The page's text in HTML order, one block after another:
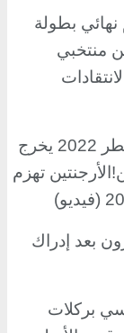
بطولة
القدم “قطر 2022″، بين منتخبي
بعد هجوم فرنسا.. حكم نهائي مونديال قطر 2022 يخرج
تهزم
بعد إدراك
بركلات